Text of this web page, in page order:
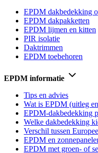
EPDM dakbedekking
EPDM dakpakketten
EPDM lijmen en kitten
PIR isolatie
Daktrimmen
EPDM toebehoren
EPDM informatie
Tips en advies
Wat is EPDM (uitleg
EPDM-dakbedekking
Welke dakbedekking
Verschil tussen
EPDM en
EPDM met groen- of